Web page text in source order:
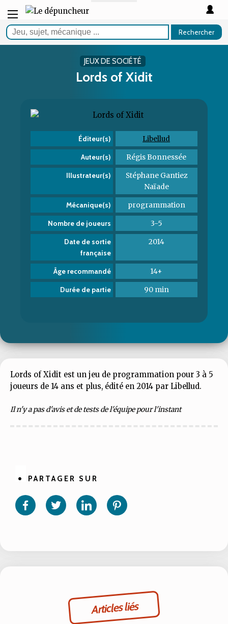
Rechercher
JEUX DE SOCIÉTÉ
Lords of Xidit
Éditeur(s) Libellud
Auteur(s) Régis Bonnessée
Illustrateur(s)
Stéphane Gantiez
Naïade
Mécanique(s) programmation
Nombre de joueurs 3-5
Date de sortie
française
2014
Âge recommandé 14+
Durée de partie 90 min
Lords of Xidit est un jeu de programmation pour 3 à 5
joueurs de 14 ans et plus, édité en 2014 par Libellud.
Il n'y a pas d'avis et de tests de l'équipe pour l'instant
PARTAGER SUR
Partager
sur
Partager
sur sur
Articles liés